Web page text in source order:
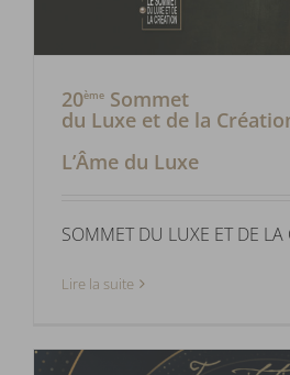
20ème Sommet
du Luxe et de la
L’Âme du Luxe
SOMMET DU LUXE ET DE LA
Lire la suite